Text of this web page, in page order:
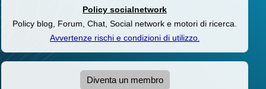
Policy socialnetwork
Policy blog, Forum, Chat, Social network e motori di ricerca.
Avvertenze rischi e condizioni di utilizzo.
Diventa un membro